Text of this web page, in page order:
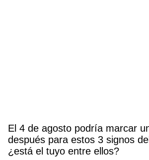
El 4 de agosto podría marcar
después para estos 3 signos
¿está el tuyo entre ellos?